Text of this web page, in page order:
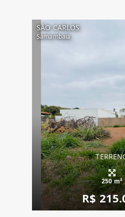
SÃO CARLOS
Samambaia
250 m²
R$